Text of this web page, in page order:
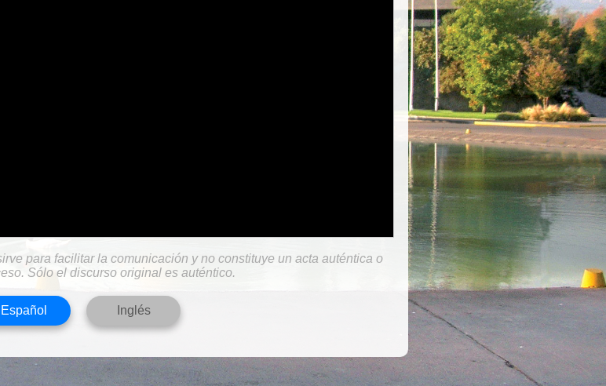
para facilitar la comunicación y no constituye un acta auténtica o
Sólo el discurso original es auténtico.
Español Inglés